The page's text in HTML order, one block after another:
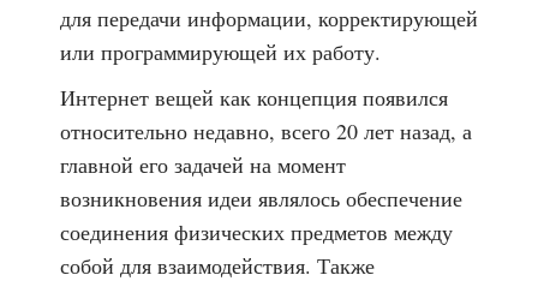
для передачи информации, корректирующей
или программирующей их работу.
Интернет вещей как концепция появился
относительно недавно, всего 20 лет назад, а
главной его задачей на момент
возникновения идеи являлось обеспечение
соединения физических предметов между
собой для взаимодействия. Также